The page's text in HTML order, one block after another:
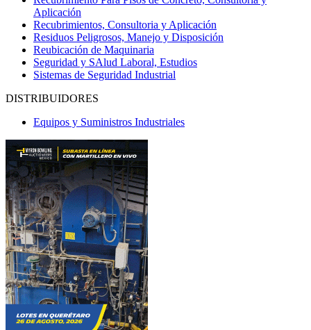
Aplicación
Recubrimientos, Consultoria y Aplicación
Residuos Peligrosos, Manejo y Disposición
Reubicación de Maquinaria
Seguridad y SAlud Laboral, Estudios
Sistemas de Seguridad Industrial
DISTRIBUIDORES
Equipos y Suministros Industriales